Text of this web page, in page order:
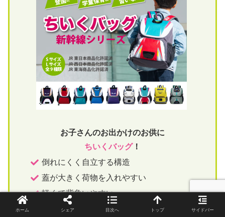
お子さんのお出かけのお供に
ちいくバッグ！
倒れにくく自立する構造
蓋が大きく荷物を入れやすい
軽くて背負いやすい
ワクワクする仕掛けがたくさん
ホーム シェア 目次へ トップ サイドバー